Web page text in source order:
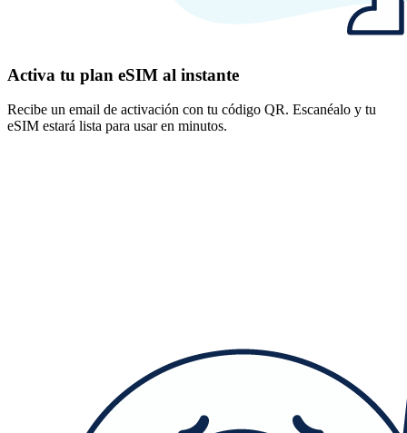
Activa tu plan eSIM al instante
Recibe un email de activación con tu código QR. Escanéalo y tu
eSIM estará lista para usar en minutos.